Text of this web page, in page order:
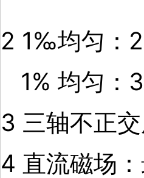
2 1‰均匀：
1% 均匀：
3 三轴不正
4 直流磁场